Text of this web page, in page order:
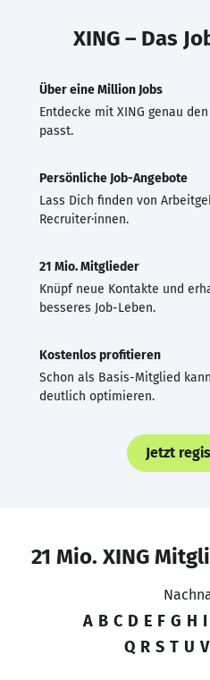
XING – Das
Über eine Million Jobs
Entdecke mit XING genau
passt.
Persönliche Job-Angebote
Lass Dich finden von
Recruiter·innen.
21 Mio. Mitglieder
Knüpf neue Kontakte und
besseres Job-Leben.
Kostenlos profitieren
Schon als Basis-Mitglied
deutlich optimieren.
Jetzt
21 Mio. XING
A B C D E F G H I
Q R S T U V